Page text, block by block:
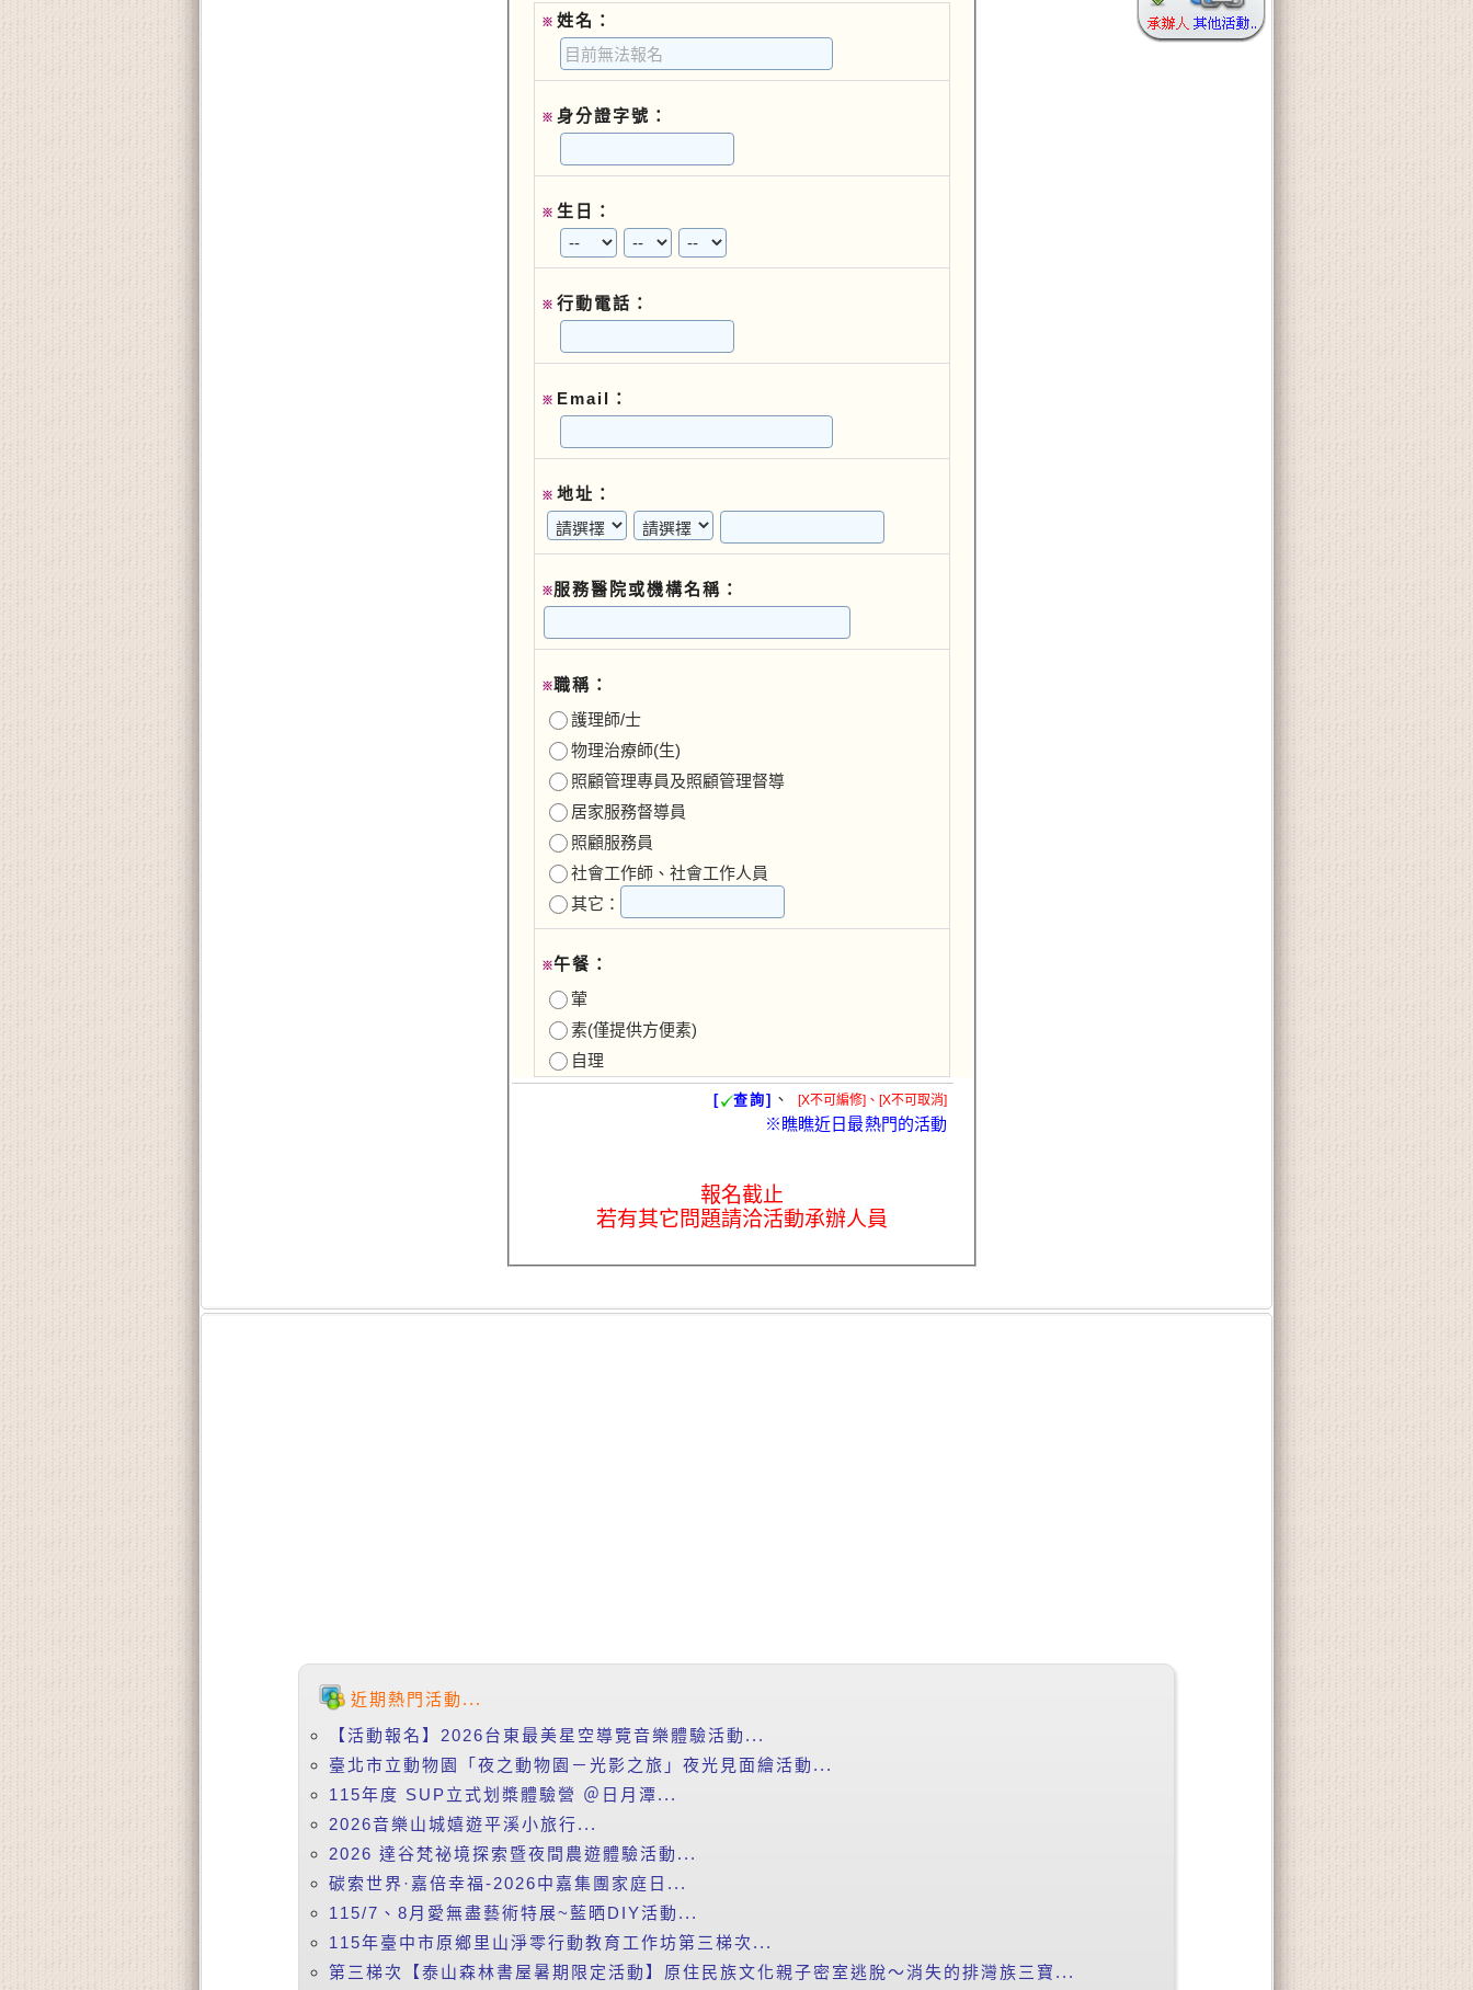
※ 姓名：
※ 身分證字號：
※ 生日：
※ 行動電話：
※ Email：
※ 地址：
※服務醫院或機構名稱：
※職稱：
護理師/士
物理治療師(生)
照顧管理專員及照顧管理督導
居家服務督導員
照顧服務員
社會工作師、社會工作人員
其它：
※午餐：
葷
素(僅提供方便素)
自理
[ 查詢] 、 [X不可編修]、[X不可取消]
※瞧瞧近日最熱門的活動
報名截止
若有其它問題請洽活動承辦人員
近期熱門活動...
【活動報名】2026台東最美星空導覽音樂體驗活動...
臺北市立動物園「夜之動物園－光影之旅」夜光見面繪活動...
115年度 SUP立式划槳體驗營 ＠日月潭...
2026音樂山城嬉遊平溪小旅行...
2026 達谷梵祕境探索暨夜間農遊體驗活動...
碳索世界·嘉倍幸福-2026中嘉集團家庭日...
115/7、8月愛無盡藝術特展~藍晒DIY活動...
115年臺中市原鄉里山淨零行動教育工作坊第三梯次...
第三梯次【泰山森林書屋暑期限定活動】原住民族文化親子密室逃脫～消失的排灣族三寶...